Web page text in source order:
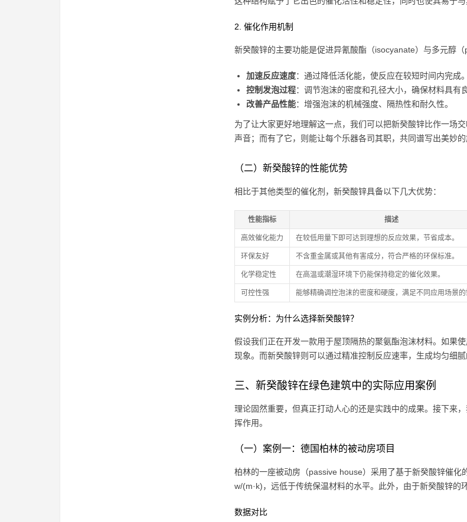
2. 催化作用机制
新癸酸锌的主要功能是促进异氰酸酯（isocyanate）与多元醇
加速反应速度：通过降低活化能，使反应在较短时间内完成。
控制发泡过程：调节泡沫的密度和孔径大小，确保材料具有
改善产品性能：增强泡沫的机械强度、隔热性和耐久性。
为了让大家更好地理解这一点，我们可以把新癸酸锌比作一场
声音；而有了它，则能让每个乐器各司其职，共同谱写出美妙的
（二）新癸酸锌的性能优势
相比于其他类型的催化剂，新癸酸锌具备以下几大优势：
性能指标 描述
高效催化能力 在较低用量下即可达到理想的反应效果，节省成本。
环保友好 不含重金属或其他有害成分，符合严格的环保标准。
化学稳定性 在高温或潮湿环境下仍能保持稳定的催化效果。
可控性强 能够精确调控泡沫的密度和硬度，满足不同应用场景的
实例分析：为什么选择新癸酸锌？
假设我们正在开发一款用于屋顶隔热的聚氨酯泡沫材料。如果
现象。而新癸酸锌则可以通过精准控制反应速率，生成均匀细
三、新癸酸锌在绿色建筑中的实际应用案例
理论固然重要，但真正打动人心的还是实践中的成果。接下来
挥作用。
（一）案例一：德国柏林的被动房项目
柏林的一座被动房（passive house）采用了基于新癸酸锌催
w/(m·k)，远低于传统保温材料的水平。此外，由于新癸酸锌的
数据对比